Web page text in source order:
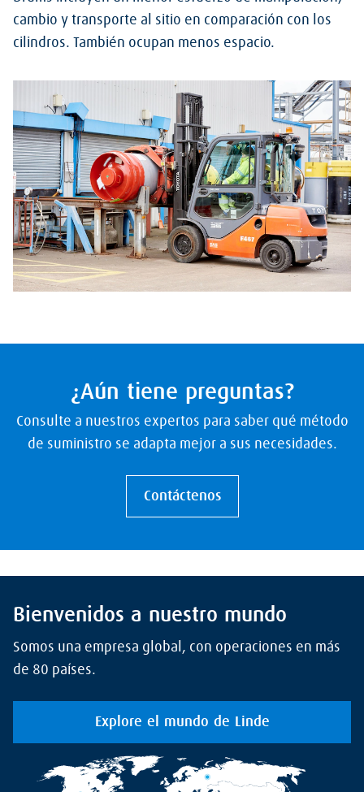
cambio y transporte al sitio en comparación con los
cilindros. También ocupan menos espacio.
¿Aún tiene preguntas?
Consulte a nuestros expertos para saber qué método
de suministro se adapta mejor a sus necesidades.
Contáctenos
Bienvenidos a nuestro mundo
Somos una empresa global, con operaciones en más
de 80 países.
Explore el mundo de Linde